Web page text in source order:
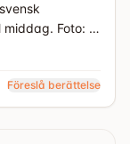
Foto: 1
Föreslå berättelse